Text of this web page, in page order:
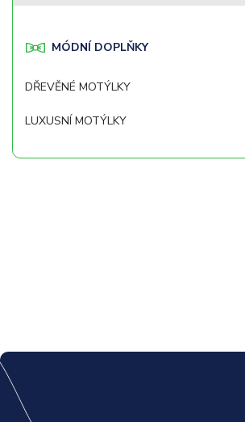
MÓDNÍ DOPLŇKY
DŘEVĚNÉ MOTÝLKY
LUXUSNÍ MOTÝLKY